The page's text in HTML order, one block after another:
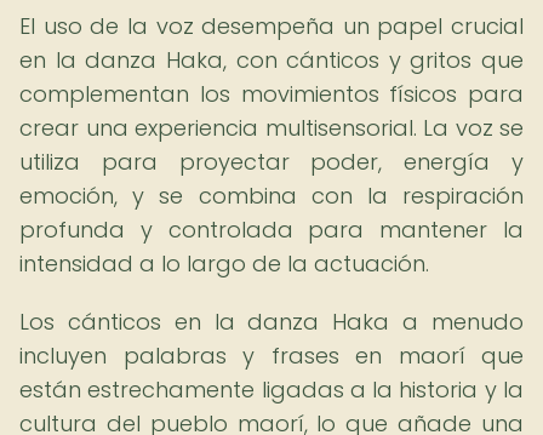
El uso de la voz desempeña un papel crucial
en la danza Haka, con cánticos y gritos que
complementan los movimientos físicos para
crear una experiencia multisensorial. La voz se
utiliza para proyectar poder, energía y
emoción, y se combina con la respiración
profunda y controlada para mantener la
intensidad a lo largo de la actuación.
Los cánticos en la danza Haka a menudo
incluyen palabras y frases en maorí que
están estrechamente ligadas a la historia y la
cultura del pueblo maorí, lo que añade una